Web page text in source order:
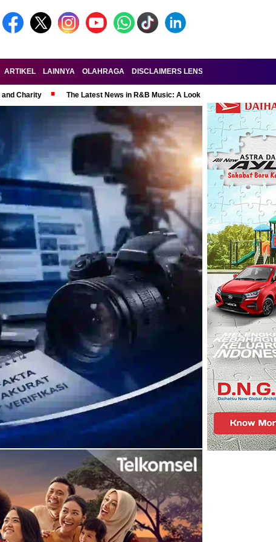
ARTIKEL LAINNYA OLAHRAGA DISCLAIMERS LENSA-RAKYAT.COM
and Charity The Latest News in R&B Music: A Look at Super Bowl